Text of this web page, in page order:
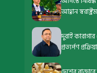
আহ্বান
দুবাই
প্রত্যর্পণ